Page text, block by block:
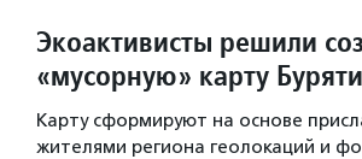
Экоактивисты решили
«мусорную» карту
Карту сформируют на основе
жителями региона геолокаций и